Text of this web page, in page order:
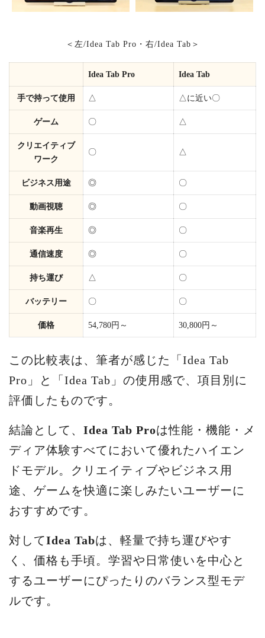
＜左/Idea Tab Pro・右/Idea Tab＞
Idea Tab Pro Idea Tab
手で持って使用 △ △に近い〇
ゲーム 〇 △
クリエイティブ
ワーク
〇 △
ビジネス用途 ◎ 〇
動画視聴 ◎ 〇
音楽再生 ◎ 〇
通信速度 ◎ 〇
持ち運び △ 〇
バッテリー 〇 〇
価格 54,780円～ 30,800円～
この比較表は、筆者が感じた「Idea Tab
Pro」と「Idea Tab」の使用感で、項目別に
評価したものです。
結論として、 Idea Tab Proは性能・機能・メ
ディア体験すべてにおいて優れたハイエン
ドモデル。クリエイティブやビジネス用
途、ゲームを快適に楽しみたいユーザーに
おすすめです。
対してIdea Tabは、軽量で持ち運びやす
く、価格も手頃。学習や日常使いを中心と
するユーザーにぴったりのバランス型モデ
ルです。